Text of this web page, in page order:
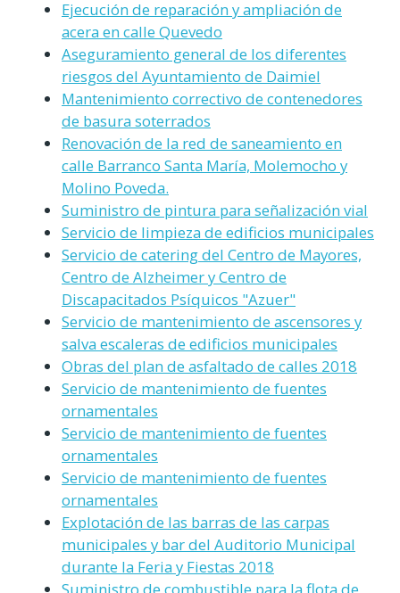
Ejecución de reparación y ampliación de
acera en calle Quevedo
Aseguramiento general de los diferentes
riesgos del Ayuntamiento de Daimiel
Mantenimiento correctivo de contenedores
de basura soterrados
Renovación de la red de saneamiento en
calle Barranco Santa María, Molemocho y
Molino Poveda.
Suministro de pintura para señalización vial
Servicio de limpieza de edificios municipales
Servicio de catering del Centro de Mayores,
Centro de Alzheimer y Centro de
Discapacitados Psíquicos "Azuer"
Servicio de mantenimiento de ascensores y
salva escaleras de edificios municipales
Obras del plan de asfaltado de calles 2018
Servicio de mantenimiento de fuentes
ornamentales
Servicio de mantenimiento de fuentes
ornamentales
Servicio de mantenimiento de fuentes
ornamentales
Explotación de las barras de las carpas
municipales y bar del Auditorio Municipal
durante la Feria y Fiestas 2018
Suministro de combustible para la flota de